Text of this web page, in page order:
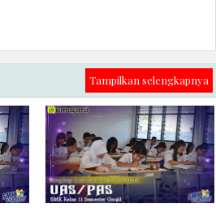
Tampilkan selengkapnya